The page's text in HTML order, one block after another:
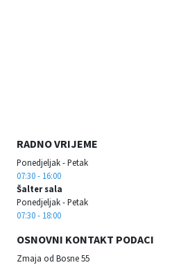
RADNO VRIJEME
Ponedjeljak - Petak
07:30 - 16:00
Šalter sala
Ponedjeljak - Petak
07:30 - 18:00
OSNOVNI KONTAKT PODACI
Zmaja od Bosne 55